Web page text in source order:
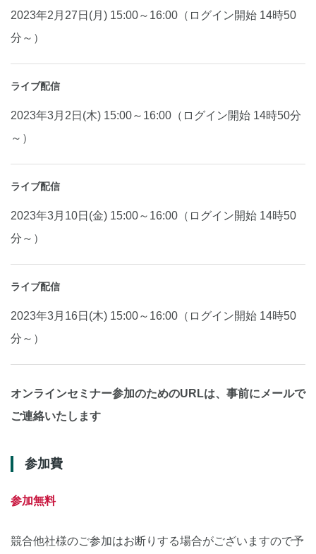
2023年2月27日(月) 15:00～16:00（ログイン開始 14時50
分～）
ライブ配信
2023年3月2日(木) 15:00～16:00（ログイン開始 14時50分
～）
ライブ配信
2023年3月10日(金) 15:00～16:00（ログイン開始 14時50
分～）
ライブ配信
2023年3月16日(木) 15:00～16:00（ログイン開始 14時50
分～）
オンラインセミナー参加のためのURLは、事前にメールで
ご連絡いたします
参加費
参加無料
競合他社様のご参加はお断りする場合がございますので予